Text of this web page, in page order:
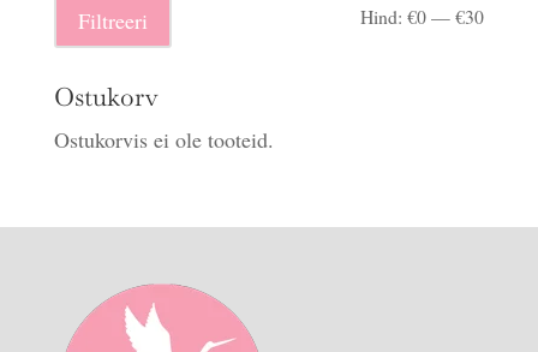
Filtreeri Hind:€0—€30
Ostukorv
Ostukorvis ei ole tooteid.